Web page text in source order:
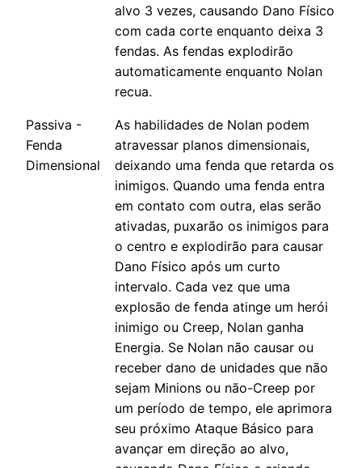
alvo 3 vezes, causando Dano Físico
com cada corte enquanto deixa 3
fendas. As fendas explodirão
automaticamente enquanto Nolan
recua.
Passiva -
Fenda
Dimensional
As habilidades de Nolan podem
atravessar planos dimensionais,
deixando uma fenda que retarda os
inimigos. Quando uma fenda entra
em contato com outra, elas serão
ativadas, puxarão os inimigos para
o centro e explodirão para causar
Dano Físico após um curto
intervalo. Cada vez que uma
explosão de fenda atinge um herói
inimigo ou Creep, Nolan ganha
Energia. Se Nolan não causar ou
receber dano de unidades que não
sejam Minions ou não-Creep por
um período de tempo, ele aprimora
seu próximo Ataque Básico para
avançar em direção ao alvo,